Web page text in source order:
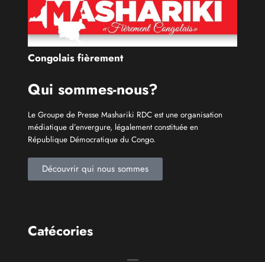
Catécories
Info À la Une